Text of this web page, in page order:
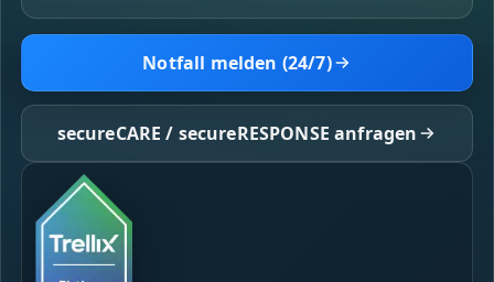
Notfall melden (24/7)
secureCARE / secureRESPONSE anfragen